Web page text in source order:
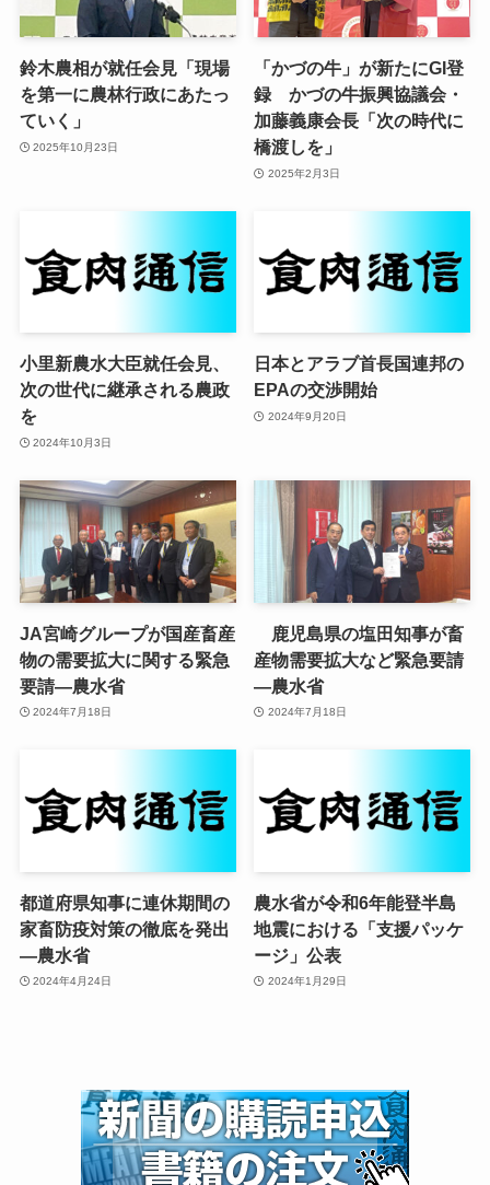
鈴木農相が就任会見「現場
を第一に農林行政にあたっ
ていく」
2025年10月23日
「かづの牛」が新たにGI登
録 かづの牛振興協議会・
加藤義康会長「次の時代に
橋渡しを」
2025年2月3日
小里新農水大臣就任会見、
次の世代に継承される農政
を
2024年10月3日
日本とアラブ首長国連邦の
EPAの交渉開始
2024年9月20日
JA宮崎グループが国産畜産
物の需要拡大に関する緊急
要請—農水省
2024年7月18日
鹿児島県の塩田知事が畜
産物需要拡大など緊急要請
—農水省
2024年7月18日
都道府県知事に連休期間の
家畜防疫対策の徹底を発出
—農水省
2024年4月24日
農水省が令和6年能登半島
地震における「支援パッケ
ージ」公表
2024年1月29日